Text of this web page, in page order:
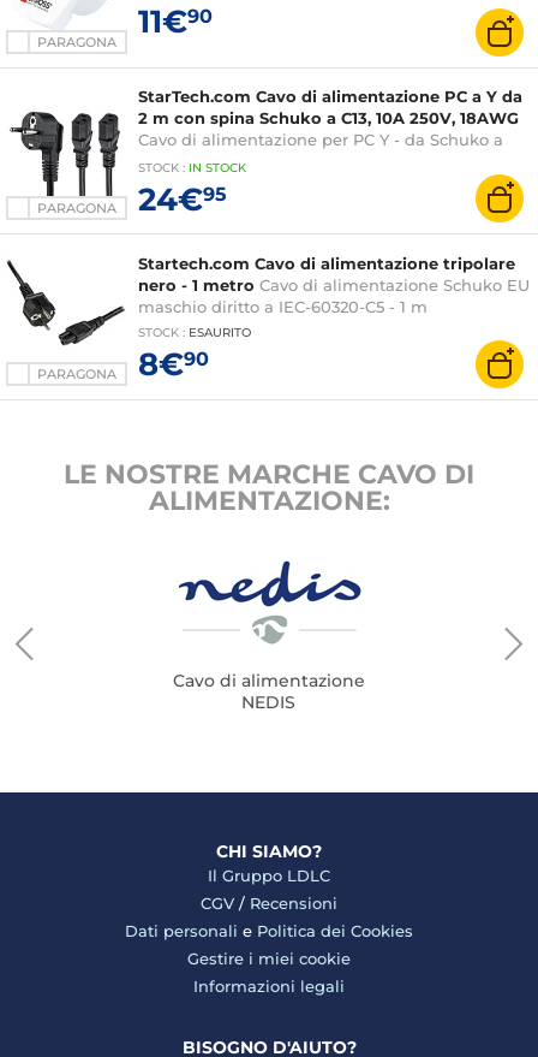
PARAGONA
11€90
PARAGONA
StarTech.com Cavo di alimentazione PC a Y da
2 m con spina Schuko a C13, 10A 250V, 18AWG
Cavo di alimentazione per PC Y - da Schuko a
C13 - 2 m
STOCK : IN STOCK
24€95
PARAGONA
Startech.com Cavo di alimentazione tripolare
nero - 1 metro Cavo di alimentazione Schuko EU
maschio diritto a IEC-60320-C5 - 1 m
STOCK : ESAURITO
8€90
LE NOSTRE MARCHE CAVO DI
ALIMENTAZIONE:
Cavo di alimentazione
NEDIS
CHI SIAMO?
Il Gruppo LDLC
CGV / Recensioni
Dati personali e Politica dei Cookies
Gestire i miei cookie
Informazioni legali
BISOGNO D'AIUTO?